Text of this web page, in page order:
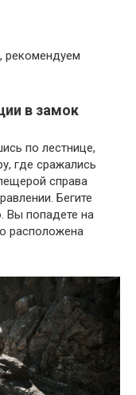
рекомендуем
в замок
по лестнице,
где сражались
справа
Бегите
Вы попадете на
расположена